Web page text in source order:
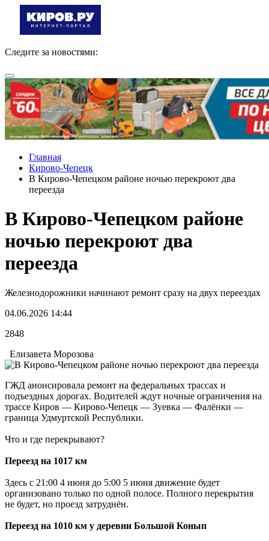
Следите за новостями:
Главная
Кирово-Чепецк
В Кирово-Чепецком районе ночью перекроют два
переезда
В Кирово-Чепецком районе
ночью перекроют два
переезда
Железнодорожники начинают ремонт сразу на двух переездах
04.06.2026 14:44
2848
Елизавета Морозова
ГЖД анонсировала ремонт на федеральных трассах и
подъездных дорогах. Водителей ждут ночные ограничения на
трассе Киров — Кирово-Чепецк — Зуевка — Фалёнки —
граница Удмуртской Республики.
Что и где перекрывают?
Переезд на 1017 км
Здесь с 21:00 4 июня до 5:00 5 июня движение будет
организовано только по одной полосе. Полного перекрытия
не будет, но проезд затруднён.
Переезд на 1010 км у деревни Большой Конып